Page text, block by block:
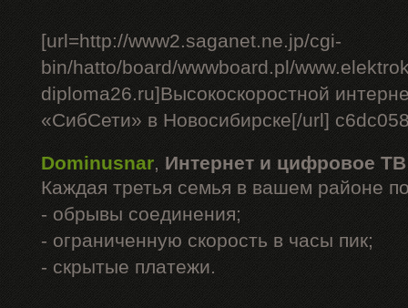
[url=http://www2.saganet.ne.jp/cgi-
bin/hatto/board/wwwboard.pl/
diploma26.ru]Высокоскоростной
«СибСети» в Новосибирске[/url]
Dominusnar, Интернет и цифровое ТВ
Каждая третья семья в вашем районе
- обрывы соединения;
- ограниченную скорость в часы пик;
- скрытые платежи.